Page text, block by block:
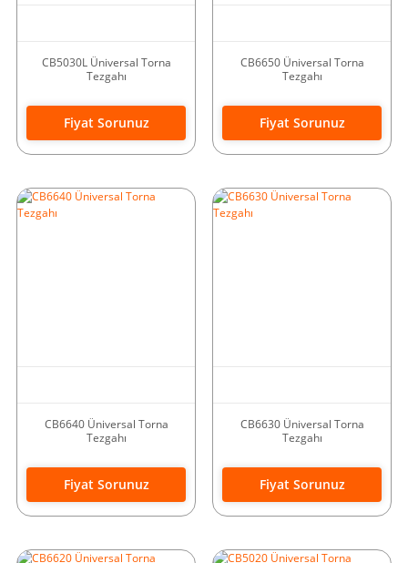
CB5030L Üniversal Torna
Tezgahı
Fiyat Sorunuz
CB6650 Üniversal Torna
Tezgahı
Fiyat Sorunuz
CB6640 Üniversal Torna
Tezgahı
Fiyat Sorunuz
CB6630 Üniversal Torna
Tezgahı
Fiyat Sorunuz